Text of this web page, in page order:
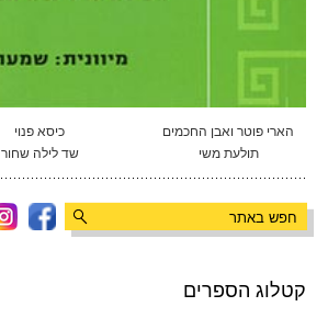
קטלוג הספרים
הארי פוטר ואבן החכמים
כיסא פנוי
תולעת משי
שד לילה שחור